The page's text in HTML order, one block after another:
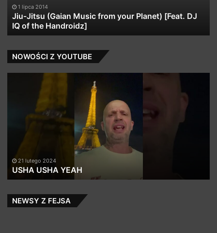
[Feat.
IQ
of
Handroidz]
1 lipca 2014
Jiu-Jitsu (Gaian Music from your Planet) [Feat. DJ
IQ of the Handroidz]
NOWOŚCI Z YOUTUBE
21 lutego 2024
USHA USHA YEAH
NEWSY Z FEJSA